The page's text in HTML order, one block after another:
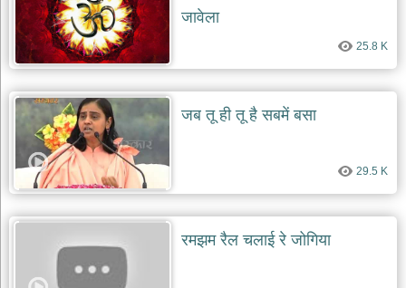
विविध
भजन
miscellaneous
bhajans
विष्णु
भजन
vishnu
bhajans
बाबा
बालक
नाथ
nath
जावेला
25.8 K
जब तू ही तू है सबमें बसा
29.5 K
रमझम रैल चलाई रे जोगिया